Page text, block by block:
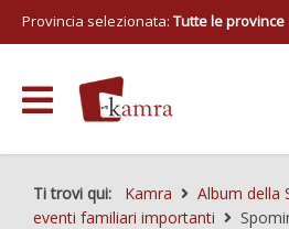
Provincia selezionata: Tutte le province
Ti trovi qui: Kamra Album della
eventi familiari importanti